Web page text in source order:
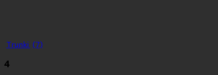
Τrunki (7)
4